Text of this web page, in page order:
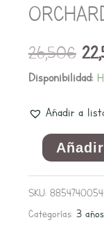
26,50€
Disponibilidad:
Añadir a
cantidad
SKU:
Categorías: 3